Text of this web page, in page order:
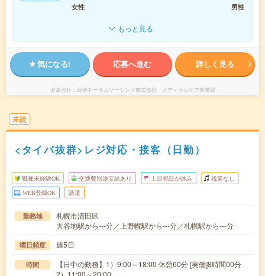
女性
男性
もっと見る
気になる! 応募へ進む 詳しく見る
派遣会社 日研トータルソーシング株式会社 メディカルケア事業部
未読
<タイパ抜群>レジ対応・接客（日勤）
職種未経験OK 交通費別途支給あり 土日祝日が休み 残業なし
WEB登録OK 派遣
勤務地
札幌市清田区
大谷地駅から---分／上野幌駅から---分／札幌駅から---分
曜日頻度 週5日
時間
【日中の勤務】1）9:00～18:00 休憩60分 [実働]8時間00分
2）11:00～20:00 …